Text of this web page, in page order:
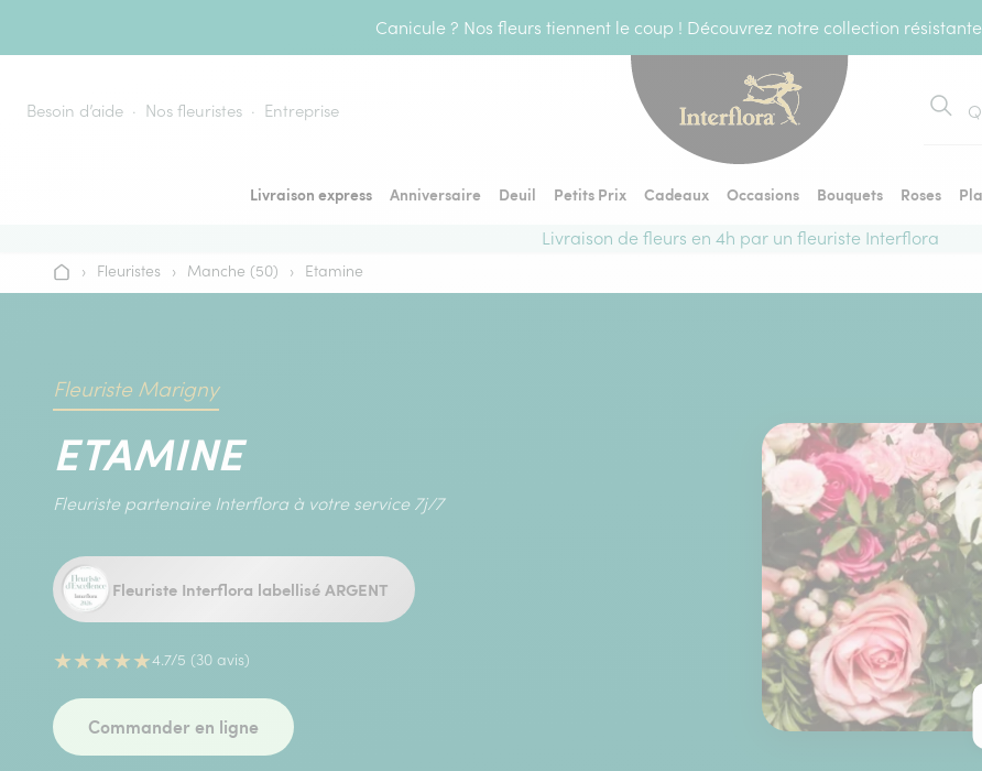
Canicule ? Nos fleurs tiennent le coup ! Découvrez notre collection
Besoin d’aide Nos fleuristes Entreprise
Livraison express Anniversaire Deuil Petits Prix Cadeaux Occasions Bouquets Roses
Livraison de fleurs en 4h par un fleuriste Interflora
Accueil
› Fleuristes › Manche (50) › Etamine
Fleuriste Marigny
ETAMINE
Fleuriste partenaire Interflora à votre service 7j/7
Fleuriste Interflora labellisé ARGENT
★★★★★4.7/5 (30 avis)
Commander en ligne